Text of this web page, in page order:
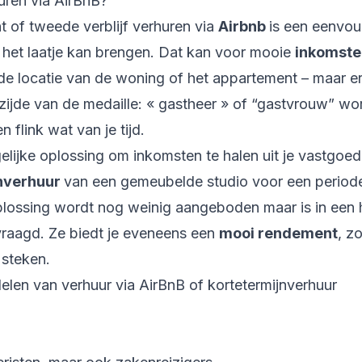
of tweede verblijf verhuren via Airbnb is een
laatje kan brengen. Dat kan voor mooie
locatie van de woning of het appartement – maar
van de medaille: « gastheer » of “gastvrouw”
flink wat van je tijd.
oplossing om inkomsten te halen uit je
van een gemeubelde studio voor een
wordt nog weinig aangeboden maar is in een
Ze biedt je eveneens een mooi rendement,
van verhuur via AirBnB of kortetermijnverhuur